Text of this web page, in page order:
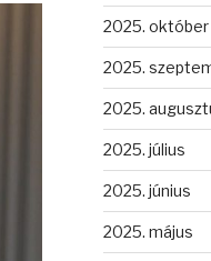
2025. október
2025.
2025.
2025. július
2025. június
2025. május